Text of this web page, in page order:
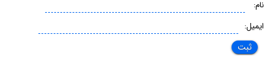
نام:
ایمیل: